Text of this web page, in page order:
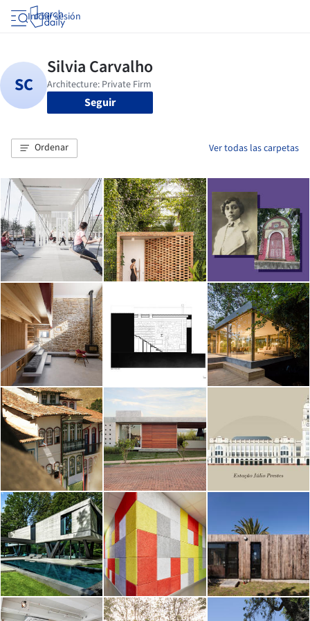
Iniciar sesión
Seguir
Ordenar Ver todas las carpetas